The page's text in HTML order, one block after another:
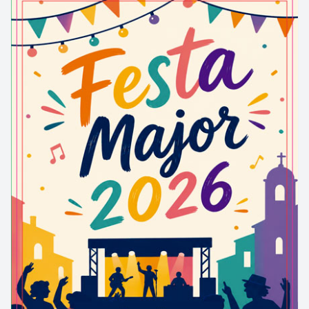
Amb els dos punts marcats damunt la
circumferència, amb un regle de fusta s’unien fent
una línia recta. Així s’obtenia l’orientació orient-
occident, l’est i l’oest de l’església.
A continuació, amb l’est i l’oest marcats, tocava
marcar el nord i el sud. Calia tornar a buscar els
punts que havien marcat al principi les ombres
damunt la circumferència. Ara, cada un d’aquests
punts es convertia en el centre de dues
circumferències més. El mestre d’obres agafava un
compàs i fent servir aquests dos punts feia dues
circumferències. Aquestes dues noves
circumferències es tocaven, es creuaven en un nou
punt. Aquest era el nord!